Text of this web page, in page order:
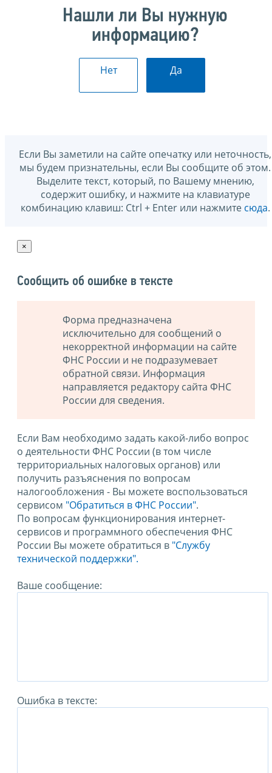
Нашли ли Вы нужную
информацию?
Нет Да
Если Вы заметили на сайте опечатку или неточность,
мы будем признательны, если Вы сообщите об этом.
Выделите текст, который, по Вашему мнению,
содержит ошибку, и нажмите на клавиатуре
комбинацию клавиш: Ctrl + Enter или нажмите сюда.
×
Сообщить об ошибке в тексте
Форма предназначена
исключительно для сообщений о
некорректной информации на сайте
ФНС России и не подразумевает
обратной связи. Информация
направляется редактору сайта ФНС
России для сведения.
Если Вам необходимо задать какой-либо вопрос
о деятельности ФНС России (в том числе
территориальных налоговых органов) или
получить разъяснения по вопросам
налогообложения - Вы можете воспользоваться
сервисом "Обратиться в ФНС России".
По вопросам функционирования интернет-
сервисов и программного обеспечения ФНС
России Вы можете обратиться в "Службу
технической поддержки".
Ваше сообщение:
Ошибка в тексте: